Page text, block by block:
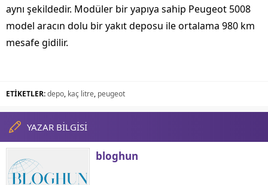
aynı şekildedir. Modüler bir yapıya sahip Peugeot 5008
model aracın dolu bir yakıt deposu ile ortalama 980 km
mesafe gidilir.
ETİKETLER:depo, kaç litre, peugeot
YAZAR BİLGİSİ
bloghun